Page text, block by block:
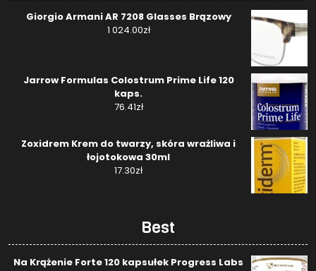
Giorgio Armani AR 7208 Glasses Brązowy
1 024.00zł
Jarrow Formulas Colostrum Prime Life 120
kaps.
76.41zł
Zoxidrem Krem do twarzy, skóra wrażliwa i
łojotokowa 30ml
17.30zł
Best
Na Krążenie Forte 120 kapsułek Progress Labs